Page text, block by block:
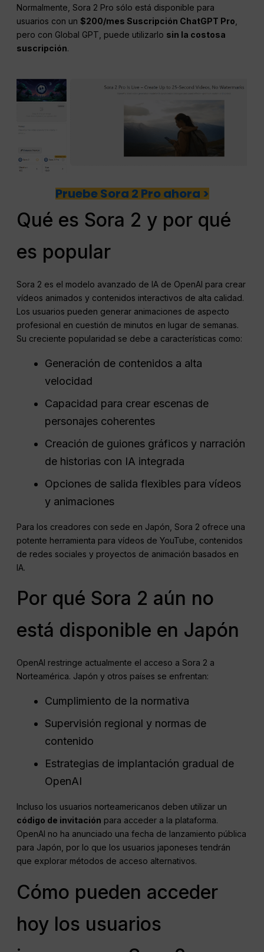
Normalmente, Sora 2 Pro sólo está disponible para
usuarios con un$200/mes Suscripción ChatGPT Pro,
pero con Global GPT, puede utilizarlo sin la costosa
suscripción.
Pruebe Sora 2 Pro ahora >
Qué es Sora 2 y por qué
es popular
Sora 2 es el modelo avanzado de IA de OpenAI para crear
vídeos animados y contenidos interactivos de alta calidad.
Los usuarios pueden generar animaciones de aspecto
profesional en cuestión de minutos en lugar de semanas.
Su creciente popularidad se debe a características como:
Generación de contenidos a alta
velocidad
Capacidad para crear escenas de
personajes coherentes
Creación de guiones gráficos y narración
de historias con IA integrada
Opciones de salida flexibles para vídeos
y animaciones
Para los creadores con sede en Japón, Sora 2 ofrece una
potente herramienta para vídeos de YouTube, contenidos
de redes sociales y proyectos de animación basados en
IA.
Por qué Sora 2 aún no
está disponible en Japón
OpenAI restringe actualmente el acceso a Sora 2 a
Norteamérica. Japón y otros países se enfrentan:
Cumplimiento de la normativa
Supervisión regional y normas de
contenido
Estrategias de implantación gradual de
OpenAI
Incluso los usuarios norteamericanos deben utilizar un
código de invitación para acceder a la plataforma.
OpenAI no ha anunciado una fecha de lanzamiento pública
para Japón, por lo que los usuarios japoneses tendrán
que explorar métodos de acceso alternativos.
Cómo pueden acceder
hoy los usuarios